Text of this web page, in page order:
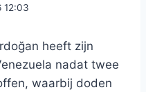
12:03
heeft zijn
nadat twee
waarbij doden